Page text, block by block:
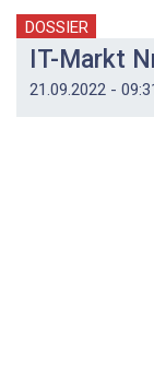
DOSSIER
IT-Markt
21.09.2022 -